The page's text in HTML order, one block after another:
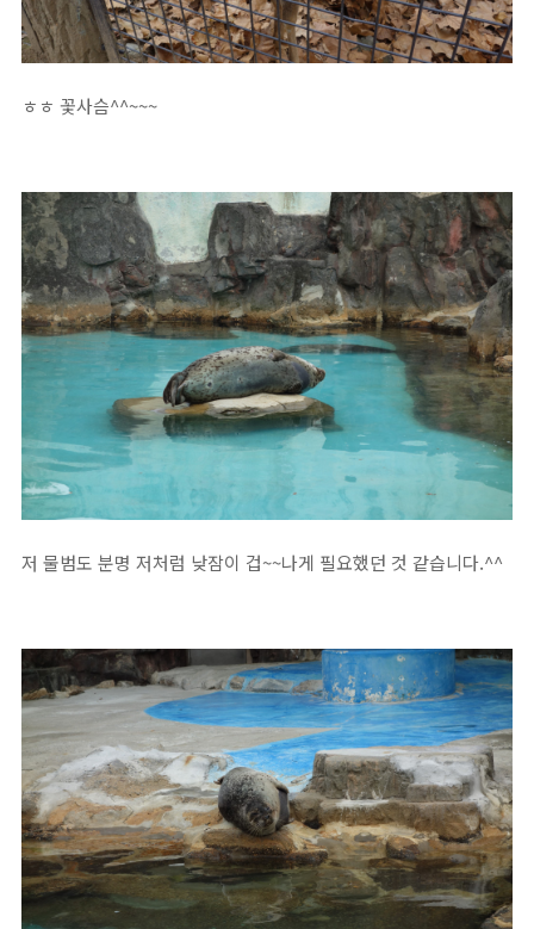
ㅎㅎ 꽃사슴^^~~~
저 물범도 분명 저처럼 낮잠이 겁~~나게 필요했던 것 같습니다.^^